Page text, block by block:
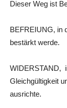
Dieser Weg ist
BEFREIUNG, in
bestärkt werde.
WIDERSTAND,
Gleichgültigkeit
ausrichte.